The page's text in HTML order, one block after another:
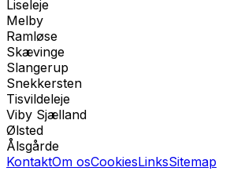
Liseleje
Melby
Ramløse
Skævinge
Slangerup
Snekkersten
Tisvildeleje
Viby Sjælland
Ølsted
Ålsgårde
KontaktOm osCookiesLinksSitemap